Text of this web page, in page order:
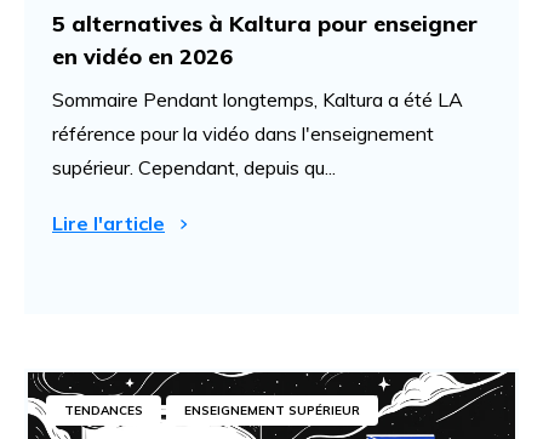
5 alternatives à Kaltura pour enseigner
en vidéo en 2026
Sommaire Pendant longtemps, Kaltura a été LA
référence pour la vidéo dans l'enseignement
supérieur. Cependant, depuis qu...
Lire l'article
TENDANCES ENSEIGNEMENT SUPÉRIEUR